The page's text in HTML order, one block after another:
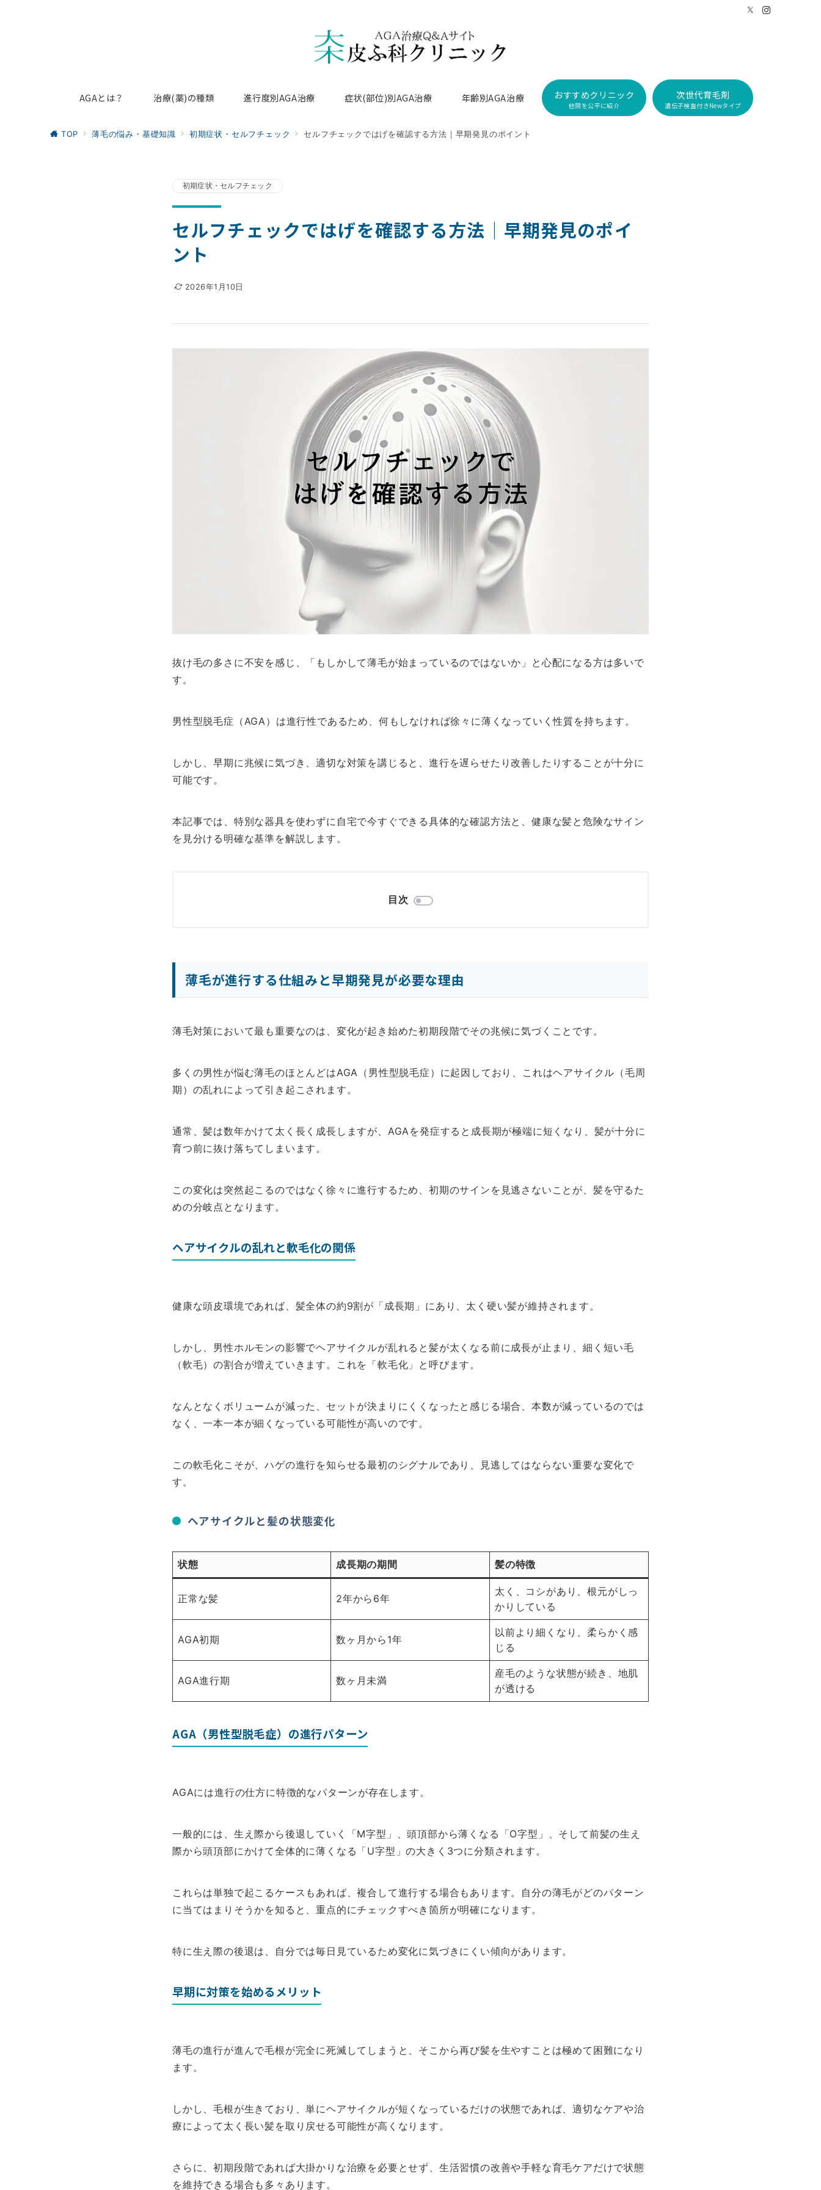
AGAとは？ 治療(薬)の種類 進行度別AGA治療 症状(部位)別AGA治療 年齢別AGA治療 おすすめクリニック
他院を公平に紹介
次世代育毛剤
遺伝子検査付きNewタイプ
TOP 薄毛の悩み・基礎知識 初期症状・セルフチェック セルフチェックではげを確認する方法｜早期発見のポイント
初期症状・セルフチェック
セルフチェックではげを確認する方法｜早期発見のポイ
ント
2026年1月10日
抜け毛の多さに不安を感じ、「もしかして薄毛が始まっているのではないか」と心配になる方は多いで
す。
男性型脱毛症（AGA）は進行性であるため、何もしなければ徐々に薄くなっていく性質を持ちます。
しかし、早期に兆候に気づき、適切な対策を講じると、進行を遅らせたり改善したりすることが十分に
可能です。
本記事では、特別な器具を使わずに自宅で今すぐできる具体的な確認方法と、健康な髪と危険なサイン
を見分ける明確な基準を解説します。
目次
薄毛が進行する仕組みと早期発見が必要な理由
薄毛対策において最も重要なのは、変化が起き始めた初期段階でその兆候に気づくことです。
多くの男性が悩む薄毛のほとんどはAGA（男性型脱毛症）に起因しており、これはヘアサイクル（毛周
期）の乱れによって引き起こされます。
通常、髪は数年かけて太く長く成長しますが、AGAを発症すると成長期が極端に短くなり、髪が十分に
育つ前に抜け落ちてしまいます。
この変化は突然起こるのではなく徐々に進行するため、初期のサインを見逃さないことが、髪を守るた
めの分岐点となります。
ヘアサイクルの乱れと軟毛化の関係
健康な頭皮環境であれば、髪全体の約9割が「成長期」にあり、太く硬い髪が維持されます。
しかし、男性ホルモンの影響でヘアサイクルが乱れると髪が太くなる前に成長が止まり、細く短い毛
（軟毛）の割合が増えていきます。これを「軟毛化」と呼びます。
なんとなくボリュームが減った、セットが決まりにくくなったと感じる場合、本数が減っているのでは
なく、一本一本が細くなっている可能性が高いのです。
この軟毛化こそが、ハゲの進行を知らせる最初のシグナルであり、見逃してはならない重要な変化で
す。
ヘアサイクルと髪の状態変化
状態 成長期の期間 髪の特徴
正常な髪 2年から6年
太く、コシがあり、根元がしっ
かりしている
AGA初期 数ヶ月から1年
以前より細くなり、柔らかく感
じる
AGA進行期 数ヶ月未満
産毛のような状態が続き、地肌
が透ける
AGA（男性型脱毛症）の進行パターン
AGAには進行の仕方に特徴的なパターンが存在します。
一般的には、生え際から後退していく「M字型」、頭頂部から薄くなる「O字型」、そして前髪の生え
際から頭頂部にかけて全体的に薄くなる「U字型」の大きく3つに分類されます。
これらは単独で起こるケースもあれば、複合して進行する場合もあります。自分の薄毛がどのパターン
に当てはまりそうかを知ると、重点的にチェックすべき箇所が明確になります。
特に生え際の後退は、自分では毎日見ているため変化に気づきにくい傾向があります。
早期に対策を始めるメリット
薄毛の進行が進んで毛根が完全に死滅してしまうと、そこから再び髪を生やすことは極めて困難になり
ます。
しかし、毛根が生きており、単にヘアサイクルが短くなっているだけの状態であれば、適切なケアや治
療によって太く長い髪を取り戻せる可能性が高くなります。
さらに、初期段階であれば大掛かりな治療を必要とせず、生活習慣の改善や手軽な育毛ケアだけで状態
を維持できる場合も多々あります。